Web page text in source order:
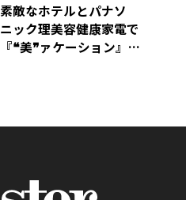
素敵なホテルとパナソ
ニック理美容健康家電で
『❝美❞ァケーション』は